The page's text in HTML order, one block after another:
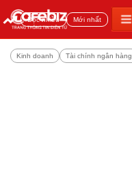
Đọc nhiều Mới nhất
Kinh doanh Tài chính ngân hàng